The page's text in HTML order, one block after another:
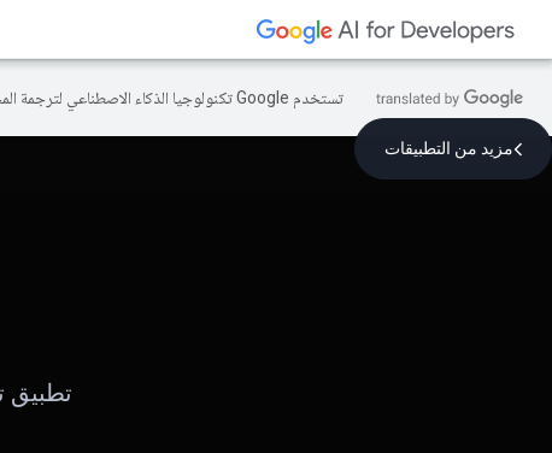
تستخدم Google تكنولوجيا الذكاء الاصطناعي لترجمة المحتوى إلى لغتك المفضّلة، وقد تتضمّن بعض الأخطاء.
مزيد من التطبيقات
تطبيق